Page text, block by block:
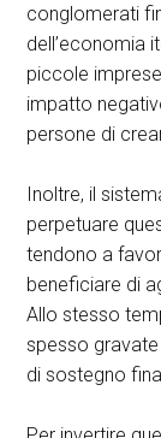
conglomerati
dell’economia
piccole
impatto
persone di
Inoltre, il
perpetuare
tendono a
beneficiare di
Allo stesso
spesso
di sostegno